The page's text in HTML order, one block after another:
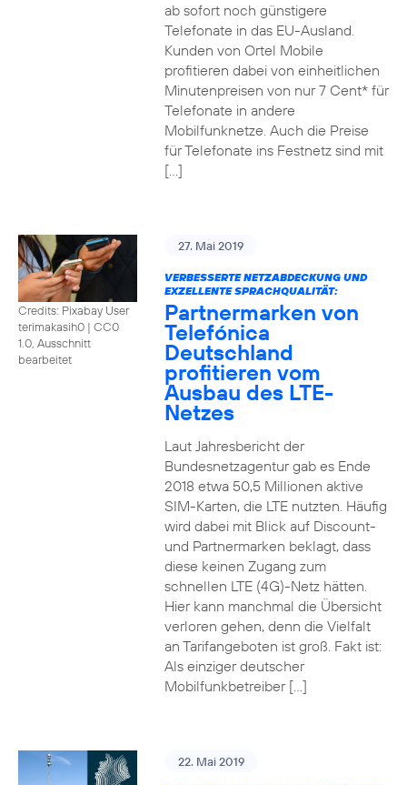
ab sofort noch günstigere
Telefonate in das EU-Ausland.
Kunden von Ortel Mobile
profitieren dabei von einheitlichen
Minutenpreisen von nur 7 Cent* für
Telefonate in andere
Mobilfunknetze. Auch die Preise
für Telefonate ins Festnetz sind mit
[…]
Credits: Pixabay User
terimakasih0 | CC0
1.0, Ausschnitt
bearbeitet
27. Mai 2019
VERBESSERTE NETZABDECKUNG UND
EXZELLENTE SPRACHQUALITÄT:
Partnermarken von
Telefónica
Deutschland
profitieren vom
Ausbau des LTE-
Netzes
Laut Jahresbericht der
Bundesnetzagentur gab es Ende
2018 etwa 50,5 Millionen aktive
SIM-Karten, die LTE nutzten. Häufig
wird dabei mit Blick auf Discount-
und Partnermarken beklagt, dass
diese keinen Zugang zum
schnellen LTE (4G)-Netz hätten.
Hier kann manchmal die Übersicht
verloren gehen, denn die Vielfalt
an Tarifangeboten ist groß. Fakt ist:
Als einziger deutscher
Mobilfunkbetreiber […]
22. Mai 2019